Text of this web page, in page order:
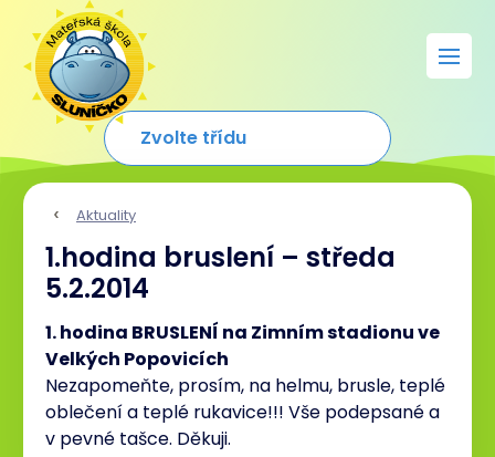
Aktuality
1.hodina bruslení – středa
5.2.2014
1. hodina BRUSLENÍ na Zimním stadionu ve
Velkých Popovicích
Nezapomeňte, prosím, na helmu, brusle, teplé
oblečení a teplé rukavice!!! Vše podepsané a
v pevné tašce. Děkuji.